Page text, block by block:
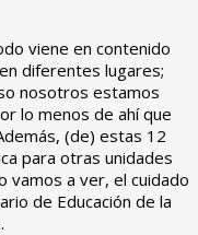
viene en contenido
diferentes lugares;
nosotros estamos
lo menos de ahí que
(de) estas 12
para otras unidades
vamos a ver, el cuidado
de Educación de la